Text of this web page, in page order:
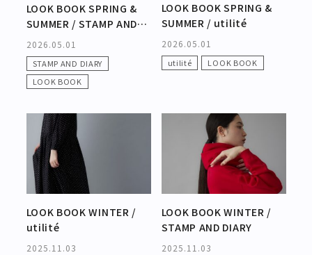
再入荷商品
カテゴリー
お問い合わせ
直営店 TRAVELOGUE
LOOK BOOK SPRING &
SUMMER / STAMP AND
DIARY
2026.05.01
STAMP AND DIARY
LOOK BOOK
LOOK BOOK SPRING &
SUMMER / utilité
2026.05.01
utilité LOOK BOOK
LOOK BOOK WINTER /
utilité
2025.11.03
LOOK BOOK WINTER /
STAMP AND DIARY
2025.11.03